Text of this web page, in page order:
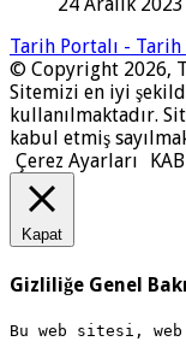
24 Aralık 2023
Tarih Portalı -
© Copyright 2026,
Sitemizi en iyi
kullanılmaktadır.
kabul etmiş
Çerez Ayarları
Kapat
Gizliliğe Genel
Bu web sitesi,